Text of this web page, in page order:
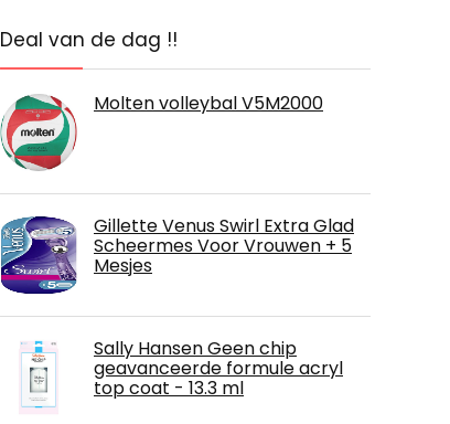
Deal van de dag !!
Molten volleybal V5M2000
Gillette Venus Swirl Extra Glad
Scheermes Voor Vrouwen + 5
Mesjes
Sally Hansen Geen chip
geavanceerde formule acryl
top coat - 13.3 ml